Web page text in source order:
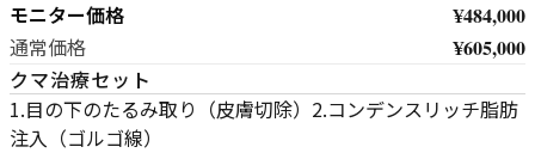
モニター価格 ¥484,000
通常価格 ¥605,000
クマ治療セット
1.目の下のたるみ取り（皮膚切除）2.コンデンスリッチ脂肪
注入（ゴルゴ線）